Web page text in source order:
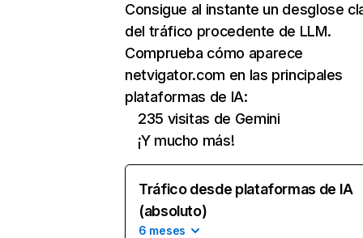
Consigue al instante un desglose
del tráfico procedente de LLM.
Comprueba cómo aparece
netvigator.com en las principales
plataformas de IA:
235 visitas de Gemini
¡Y mucho más!
Tráfico desde plataformas de IA
(absoluto)
6 meses